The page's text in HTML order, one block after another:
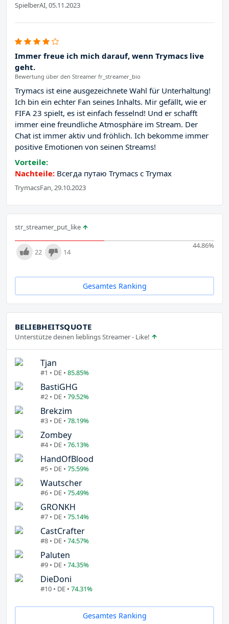
SpielberAI, 05.11.2023
Immer freue ich mich darauf, wenn Trymacs live
geht.
Bewertung über den Streamer fr_streamer_bio
Trymacs ist eine ausgezeichnete Wahl für Unterhaltung!
Ich bin ein echter Fan seines Inhalts. Mir gefällt, wie er
FIFA 23 spielt, es ist einfach fesselnd! Und er schafft
immer eine freundliche Atmosphäre im Stream. Der
Chat ist immer aktiv und fröhlich. Ich bekomme immer
positive Emotionen von seinen Streams!
Vorteile:
Nachteile: Всегда путаю Trymacs с Trymax
TrymacsFan, 29.10.2023
str_streamer_put_like
44.86%
22 14
Gesamtes Ranking
BELIEBHEITSQUOTE
Unterstütze deinen lieblings Streamer - Like!
Tjan
#1 • DE • 85.85%
BastiGHG
#2 • DE • 79.52%
Brekzim
#3 • DE • 78.19%
Zombey
#4 • DE • 76.13%
HandOfBlood
#5 • DE • 75.59%
Wautscher
#6 • DE • 75.49%
GRONKH
#7 • DE • 75.14%
CastCrafter
#8 • DE • 74.57%
Paluten
#9 • DE • 74.35%
DieDoni
#10 • DE • 74.31%
Gesamtes Ranking